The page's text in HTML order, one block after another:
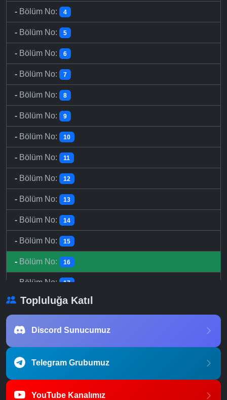
- Bölüm No: 4
- Bölüm No: 5
- Bölüm No: 6
- Bölüm No: 7
- Bölüm No: 8
- Bölüm No: 9
- Bölüm No: 10
- Bölüm No: 11
- Bölüm No: 12
- Bölüm No: 13
- Bölüm No: 14
- Bölüm No: 15
- Bölüm No: 16
Bölüm No: 17
- Bölüm No: 18
- Bölüm No:
-Bölüm No: 21
Topluluğa Katıl
Discord Sunucumuz
Telegram Grubumuz
YouTube Kanalımız